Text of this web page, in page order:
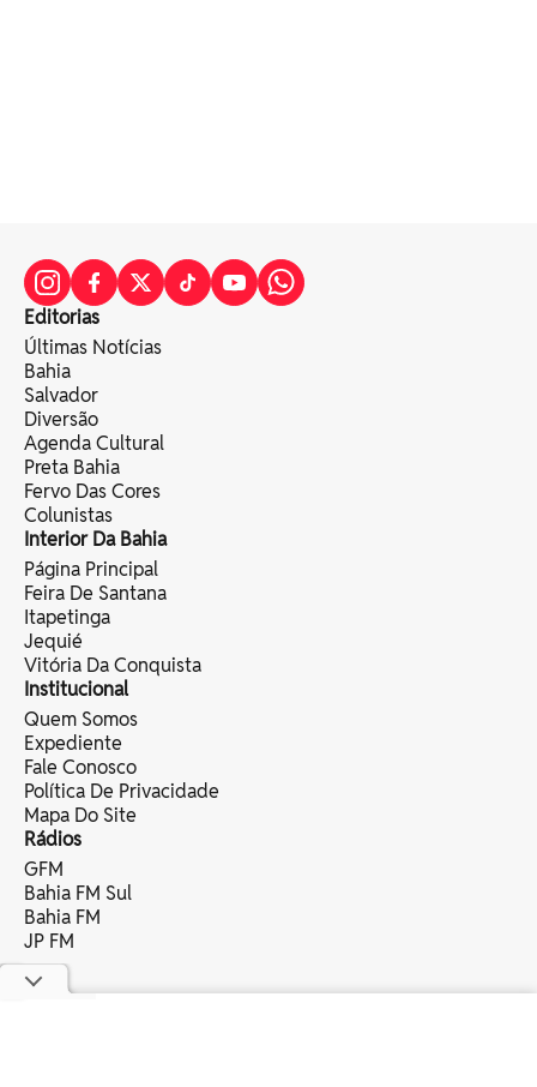
Editorias
Últimas Notícias
Bahia
Salvador
Diversão
Agenda Cultural
Preta Bahia
Fervo Das Cores
Colunistas
Interior Da Bahia
Página Principal
Feira De Santana
Itapetinga
Jequié
Vitória Da Conquista
Institucional
Quem Somos
Expediente
Fale Conosco
Política De Privacidade
Mapa Do Site
Rádios
GFM
Bahia FM Sul
Bahia FM
JP FM